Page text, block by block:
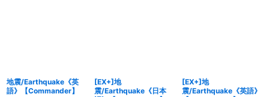
地震/Earthquake《英
語》【Commander】
[EX+]地
震/Earthquake《日本
[EX+]地
震/Earthquake《英語》